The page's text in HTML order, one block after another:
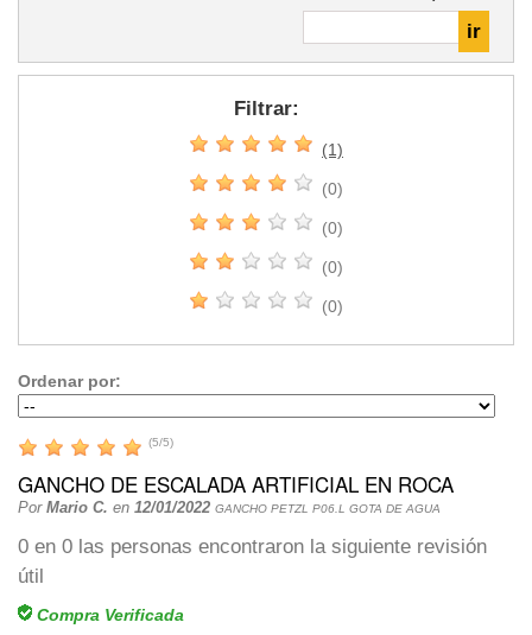
Filtrar:
(1)
(0)
(0)
(0)
(0)
Ordenar por:
(5/5)
GANCHO DE ESCALADA ARTIFICIAL EN ROCA
Por Mario C. en 12/01/2022 GANCHO PETZL P06.L GOTA DE AGUA
0 en 0 las personas encontraron la siguiente revisión
útil
Compra Verificada